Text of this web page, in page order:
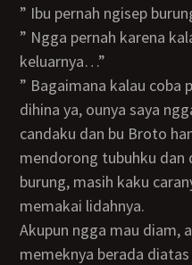
” Ibu pernah ngisep
” Ngga pernah karena
keluarnya…”
” Bagaimana kalau coba
dihina ya, ounya saya
candaku dan bu Broto
mendorong tubuhku dan
burung, masih kaku
memakai lidahnya.
Akupun ngga mau diam, aku tarik paahanya agar
memeknya berada